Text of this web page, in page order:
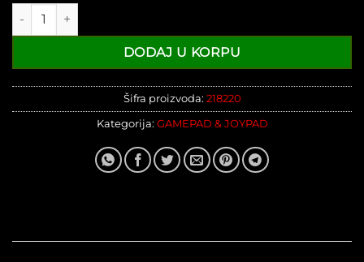
Joypad Wireless FANTECH WGP14V2 Nova Pro Atomic Pink
DODAJ U KORPU
Šifra proizvoda: 218220
Kategorija: GAMEPAD & JOYPAD